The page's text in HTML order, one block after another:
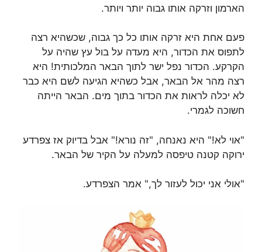
הארמון וזרקה אותו גבוה יותר ויותר.
פעם אחת היא זרקה אותו כל כך גבוה, שכשהיא רצה
לתפוס את הכדור, היא מעדה על בול עץ שהיה על
הקרקע. הכדור נפל ישר לתוך הבאר המלכותית! היא
רצה מהר אל הבאר, אבל כשהיא הגיעה לשם היא כבר
לא יכלה לראות את הכדור בתוך מים. הבאר הייתה
חשוכה לגמרי.
"אוי לא!" היא נאנחה, "זה נורא!" אבל בדיוק אז צפרדע
ירוקה קטנה טיפסה למעלה על הקיר של הבאר.
"אולי אני יכול לעזור לך," אמר הצפרדע.